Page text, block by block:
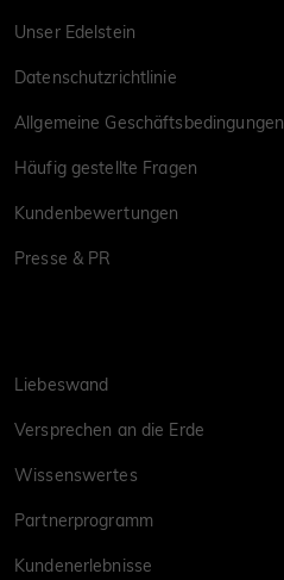
Unser Edelstein
Datenschutzrichtlinie
Allgemeine Geschäftsbedingungen
Häufig gestellte Fragen
Kundenbewertungen
Presse & PR
Liebeswand
Versprechen an die Erde
Wissenswertes
Partnerprogramm
Kundenerlebnisse